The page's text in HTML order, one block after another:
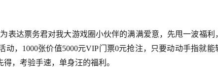
表达票务君对我大游戏圈小伙伴的满满爱意，先甩一波福利
动，1000张价值5000元VIP门票0元抢注，只要动动手指就能
，考验手速，单身汪的福利。